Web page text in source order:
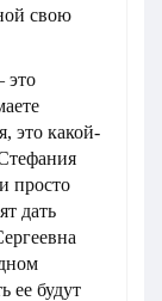
свою
это
это какой-
просто
дать
ее будут